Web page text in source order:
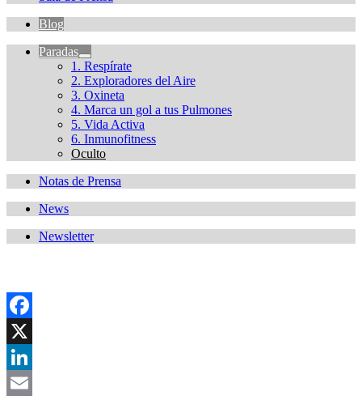
Blog
Paradas
1. Respírate
2. Exploradores del Aire
3. Oxineta
4. Marca un gol a tus Pulmones
5. Vida Activa
6. Inmunofitness
Oculto
Notas de Prensa
News
Newsletter
Facebook
X
LinkedIn